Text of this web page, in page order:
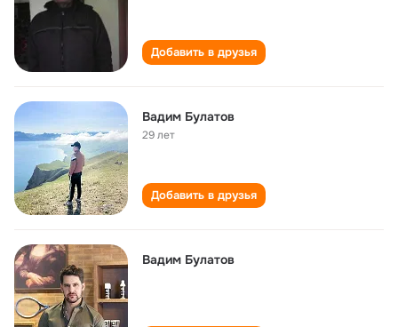
Добавить в друзья
Вадим Булатов
29 лет
Добавить в друзья
Вадим Булатов